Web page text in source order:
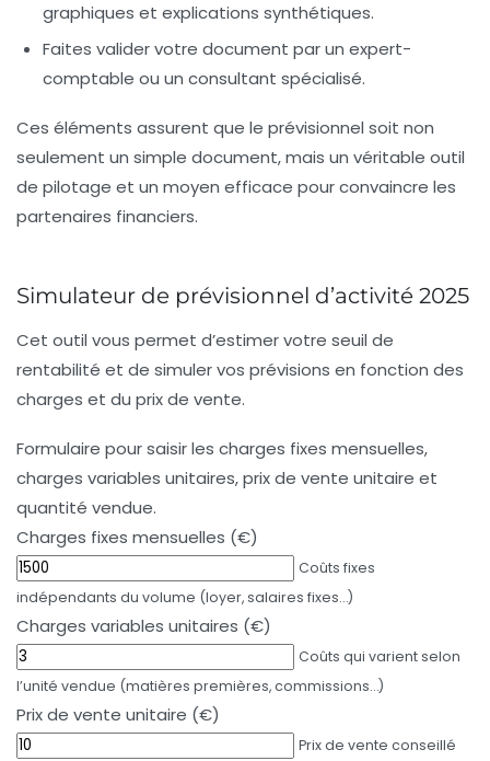
graphiques et explications synthétiques.
Faites valider votre document par un expert-
comptable ou un consultant spécialisé.
Ces éléments assurent que le prévisionnel soit non
seulement un simple document, mais un véritable outil
de pilotage et un moyen efficace pour convaincre les
partenaires financiers.
Simulateur de prévisionnel d’activité 2025
Cet outil vous permet d’estimer votre seuil de
rentabilité et de simuler vos prévisions en fonction des
charges et du prix de vente.
Formulaire pour saisir les charges fixes mensuelles,
charges variables unitaires, prix de vente unitaire et
quantité vendue.
Charges fixes mensuelles (€)
Coûts fixes
indépendants du volume (loyer, salaires fixes…)
Charges variables unitaires (€)
Coûts qui varient selon
l’unité vendue (matières premières, commissions…)
Prix de vente unitaire (€)
Prix de vente conseillé